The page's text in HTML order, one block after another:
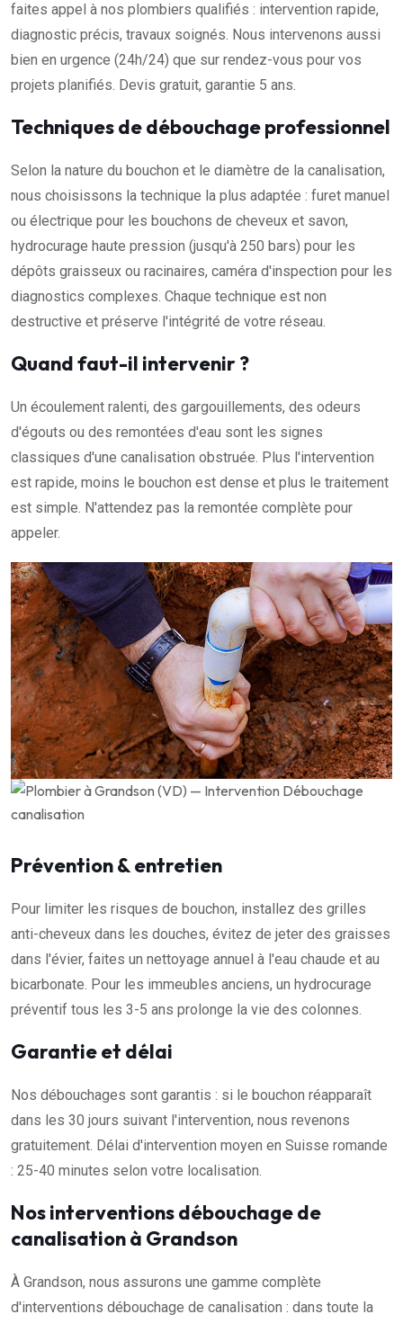
faites appel à nos plombiers qualifiés : intervention rapide,
diagnostic précis, travaux soignés. Nous intervenons aussi
bien en urgence (24h/24) que sur rendez-vous pour vos
projets planifiés. Devis gratuit, garantie 5 ans.
Techniques de débouchage professionnel
Selon la nature du bouchon et le diamètre de la canalisation,
nous choisissons la technique la plus adaptée : furet manuel
ou électrique pour les bouchons de cheveux et savon,
hydrocurage haute pression (jusqu'à 250 bars) pour les
dépôts graisseux ou racinaires, caméra d'inspection pour les
diagnostics complexes. Chaque technique est non
destructive et préserve l'intégrité de votre réseau.
Quand faut-il intervenir ?
Un écoulement ralenti, des gargouillements, des odeurs
d'égouts ou des remontées d'eau sont les signes
classiques d'une canalisation obstruée. Plus l'intervention
est rapide, moins le bouchon est dense et plus le traitement
est simple. N'attendez pas la remontée complète pour
appeler.
Prévention & entretien
Pour limiter les risques de bouchon, installez des grilles
anti-cheveux dans les douches, évitez de jeter des graisses
dans l'évier, faites un nettoyage annuel à l'eau chaude et au
bicarbonate. Pour les immeubles anciens, un hydrocurage
préventif tous les 3-5 ans prolonge la vie des colonnes.
Garantie et délai
Nos débouchages sont garantis : si le bouchon réapparaît
dans les 30 jours suivant l'intervention, nous revenons
gratuitement. Délai d'intervention moyen en Suisse romande
: 25-40 minutes selon votre localisation.
Nos interventions débouchage de
canalisation à Grandson
À Grandson, nous assurons une gamme complète
d'interventions débouchage de canalisation : dans toute la